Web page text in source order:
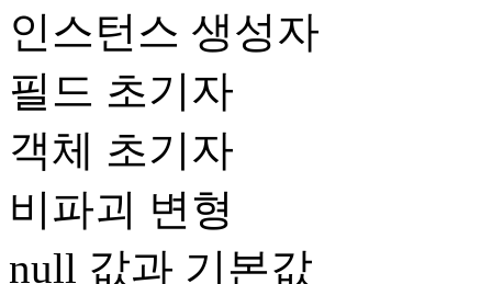
인스턴스 생성자
필드 초기자
객체 초기자
비파괴 변형
null 값과 기본값